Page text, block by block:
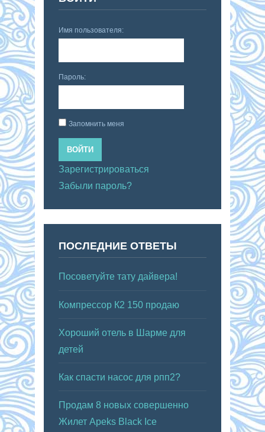
Имя пользователя:
Пароль:
Запомнить меня
ВОЙТИ
Зарегистрироваться
Забыли пароль?
ПОСЛЕДНИЕ ОТВЕТЫ
Посоветуйте тату дайвера!
Компрессор К2 150 продаю
Хороший отель в Шарме для
детей
Как спасти насос для рпп2?
Продам 8 новых совершенно
Жилет Apeks Black Ice